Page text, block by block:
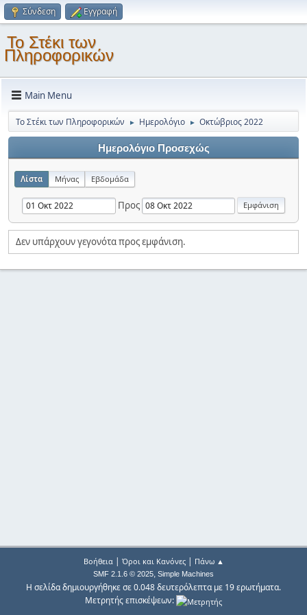
Σύνδεση Εγγραφή
Το Στέκι των
Πληροφορικών
Main Menu
Το Στέκι των Πληροφορικών ► Ημερολόγιο ► Οκτώβριος 2022
Ημερολόγιο Προσεχώς
Λίστα Μήνας Εβδομάδα
Προς
Δεν υπάρχουν γεγονότα προς εμφάνιση.
Βοήθεια| Όροι και Κανόνες| Πάνω ▲
SMF 2.1.6 © 2025, Simple Machines
Η σελίδα δημιουργήθηκε σε 0.048 δευτερόλεπτα με 19 ερωτήματα.
Μετρητής επισκέψεων: